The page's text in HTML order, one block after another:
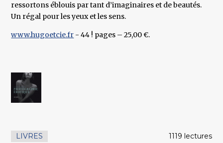
ressortons éblouis par tant d’imaginaires et de beautés.
Un régal pour les yeux et les sens.
www.hugoetcie.fr - 44 ! pages – 25,00 €.
LIVRES 1119 lectures